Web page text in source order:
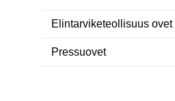
Elintarviketeollisuus ovet
Pressuovet